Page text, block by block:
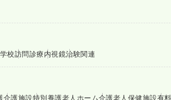
校訪問診療内視鏡治験関連
介護施設特別養護老人ホーム介護老人保健施設有